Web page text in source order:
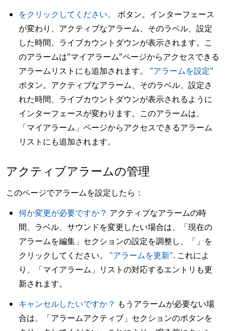
をクリックしてください。
ボタン。インターフェース
が変わり、アクティブなアラーム、そのラベル、設定
した時間、ライブカウントダウンが表示されます。こ
のアラームは"マイアラーム"ページからアクセスできる
アラームリストにも追加されます。 "アラームを設定"
ボタン。アクティブなアラーム、そのラベル、設定さ
れた時間、ライブカウントダウンが表示されるように
インターフェースが変わります。このアラームは、
「マイアラーム」ページからアクセスできるアラーム
リストにも追加されます。
アクティブアラームの管理
このページでアラームを設定したら：
何か変更が必要ですか？ アクティブなアラームの時
間、ラベル、サウンドを変更したい場合は、「現在の
アラームを編集」セクションの設定を調整し、「」を
クリックしてください。 "アラームを更新". これによ
り、「マイアラーム」リストの対応するエントリも更
新されます。
キャンセルしたいですか？ もうアラームが必要ない場
合は、「アラームアクティブ」セクションのボタンを